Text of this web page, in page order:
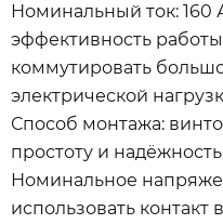
Номинальный ток: 160
эффективность
коммутировать
электрической
Способ монтажа:
простоту и
Номинальное
использовать